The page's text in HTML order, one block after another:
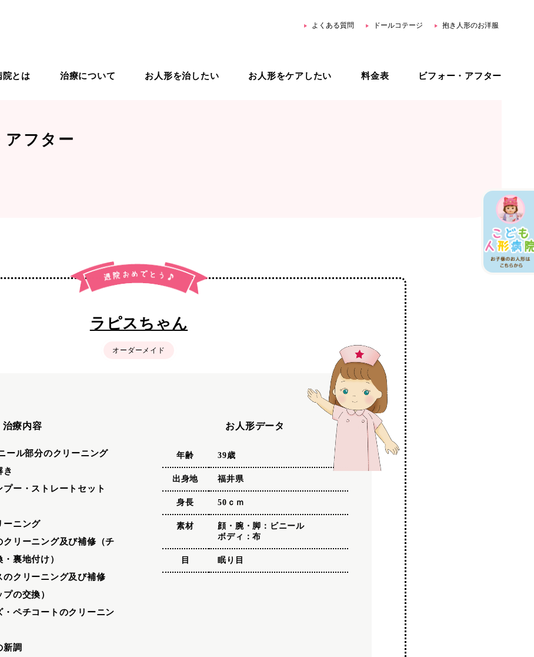
よくある質問 ドールコテージ 抱き人形のお洋服
院とは 治療について お人形を治したい お人形をケアしたい 料金表 ビフォー・アフター
アフター
ラピスちゃん
オーダーメイド
治療内容
ール部分のクリーニング
き
プー・ストレートセット
ーニング
クリーニング及び補修（チ
裏地付け）
のクリーニング及び補修
プの交換）
・ペチコートのクリーニン
新調
お人形データ
年齢 39歳
出身地 福井県
身長 50ｃｍ
素材
顔・腕・脚：ビニール
ボディ：布
目 眠り目